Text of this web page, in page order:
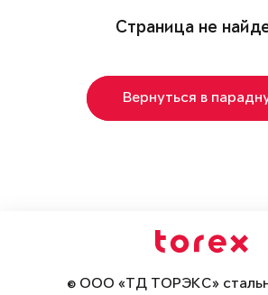
Страница не
Вернуться в
© ООО «ТД ТОРЭКС»